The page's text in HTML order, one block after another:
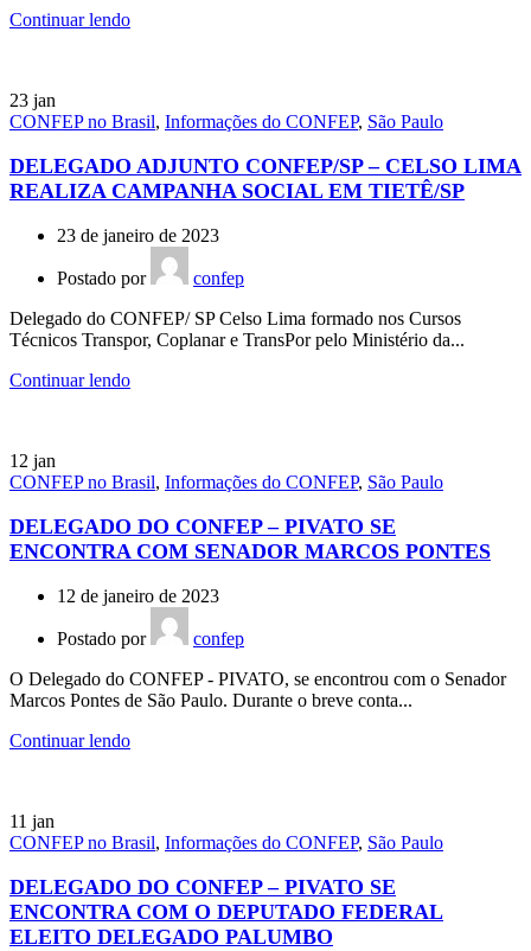
Continuar lendo
23 jan
CONFEP no Brasil, Informações do CONFEP, São Paulo
DELEGADO ADJUNTO CONFEP/SP – CELSO LIMA
REALIZA CAMPANHA SOCIAL EM TIETÊ/SP
23 de janeiro de 2023
Postado por
confep
Delegado do CONFEP/ SP Celso Lima formado nos Cursos
Técnicos Transpor, Coplanar e TransPor pelo Ministério da...
Continuar lendo
12 jan
CONFEP no Brasil, Informações do CONFEP, São Paulo
DELEGADO DO CONFEP – PIVATO SE
ENCONTRA COM SENADOR MARCOS PONTES
12 de janeiro de 2023
Postado por
confep
O Delegado do CONFEP - PIVATO, se encontrou com o Senador
Marcos Pontes de São Paulo. Durante o breve conta...
Continuar lendo
11 jan
CONFEP no Brasil, Informações do CONFEP, São Paulo
DELEGADO DO CONFEP – PIVATO SE
ENCONTRA COM O DEPUTADO FEDERAL
ELEITO DELEGADO PALUMBO